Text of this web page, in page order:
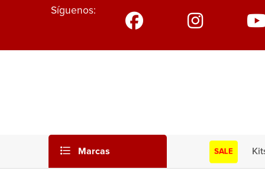
Síguenos:
Marcas SALE